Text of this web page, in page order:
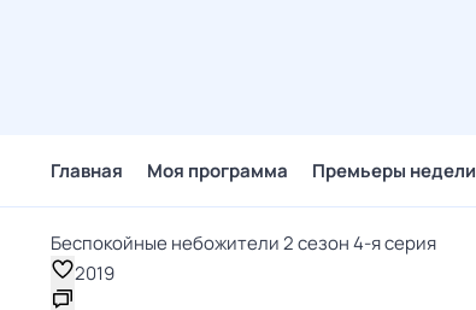
Главная Моя программа Премьеры недели
Беспокойные небожители 2 сезон 4-я серия
2019